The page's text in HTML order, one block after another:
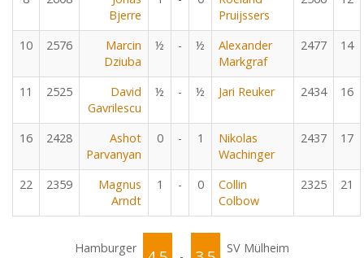
Bjerre
Pruijssers
10 2576
Marcin
Dziuba
½ - ½
Alexander
Markgraf
2477 14
11 2525
David
Gavrilescu
½ - ½ Jari Reuker 2434 16
16 2428
Ashot
Parvanyan
0 - 1
Nikolas
Wachinger
2437 17
22 2359
Magnus
Arndt
1 - 0
Collin
Colbow
2325 21
Hamburger
SV Mülheim